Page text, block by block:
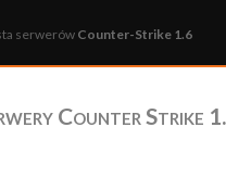
serwerówCounter-Strike 1.6
Counter Strike